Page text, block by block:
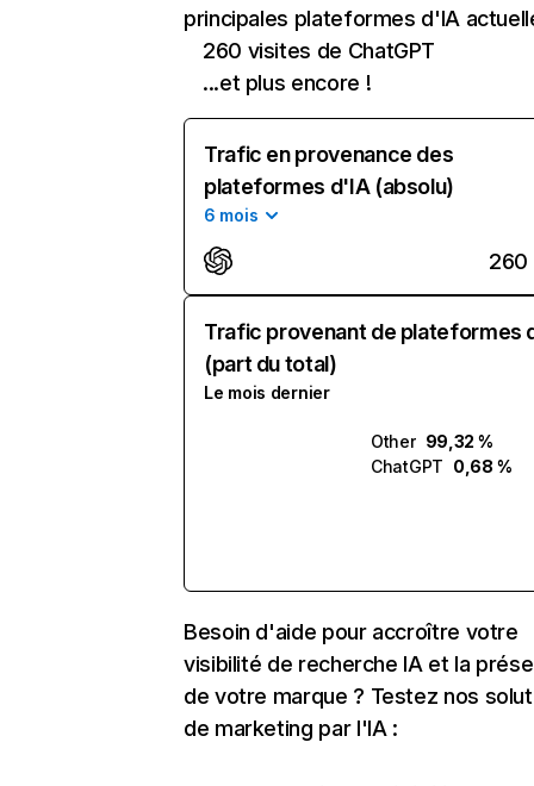
principales plateformes d'IA
260 visites de ChatGPT
...et plus encore !
Trafic en provenance des
plateformes d'IA (absolu)
6 mois
260
Trafic provenant de plateformes
(part du total)
Le mois dernier
Other 99,32 %
ChatGPT 0,68 %
Besoin d'aide pour accroître votre
visibilité de recherche IA et la
de votre marque ? Testez nos
de marketing par l'IA :